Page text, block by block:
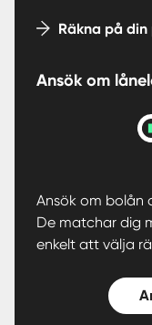
Räkna på
Ansök om
Ansök om bolån
De matchar dig
enkelt att välja